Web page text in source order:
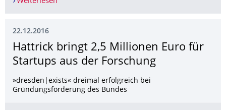
22.12.2016
Hattrick bringt 2,5 Millionen Euro für
Startups aus der Forschung
»dresden|exists« dreimal erfolgreich bei
Gründungsförderung des Bundes